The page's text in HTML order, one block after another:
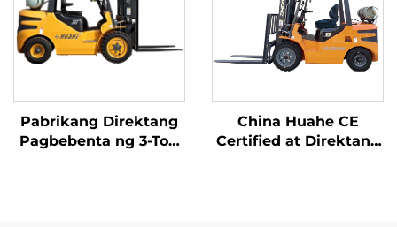
Presyo
Pabrikang Direktang
Pagbebenta ng 3-Ton
China Huahe CE
Certified at Direktang